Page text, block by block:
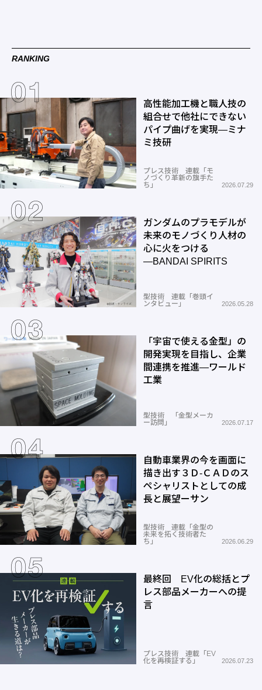
RANKING
高性能加工機と職人技の
組合せで他社にできない
パイプ曲げを実現―ミナ
ミ技研
プレス技術 連載「モ
ノづくり革新の旗手た
ち」
2026.07.29
ガンダムのプラモデルが
未来のモノづくり人材の
心に火をつける
―BANDAI SPIRITS
型技術 連載「巻頭イ
ンタビュー」
2026.05.28
「宇宙で使える金型」の
開発実現を目指し、企業
間連携を推進―ワールド
工業
型技術 「金型メーカ
ー訪問」
2026.07.17
自動車業界の今を画面に
描き出す３Ｄ-ＣＡＤのス
ペシャリストとしての成
長と展望ーサン
型技術 連載「金型の
未来を拓く技術者た
ち」
2026.06.29
最終回 EV化の総括とプ
レス部品メーカーへの提
言
プレス技術 連載「EV
化を再検証する」
2026.07.23